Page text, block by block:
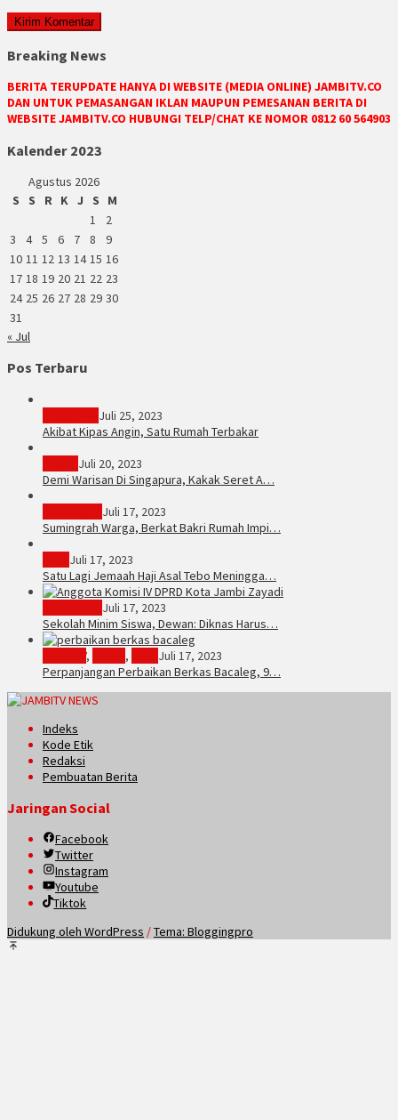
Breaking News
BERITA TERUPDATE HANYA DI WEBSITE (MEDIA ONLINE) JAMBITV.CO
DAN UNTUK PEMASANGAN IKLAN MAUPUN PEMESANAN BERITA DI
WEBSITE JAMBITV.CO HUBUNGI TELP/CHAT KE NOMOR 0812 60 564903
Kalender 2023
Agustus 2026
S
S R K J S
M
1
2
3
4 5 6 7 8
9
10 11 12 13 14 15 16
17 18 19 20 21 22 23
24 25 26 27 28 29 30
31
« Jul
Pos Terbaru
Juli 25, 2023
Akibat Kipas Angin, Satu Rumah Terbakar
Juli 20, 2023
Demi Warisan Di Singapura, Kakak Seret A…
Juli 17, 2023
Sumingrah Warga, Berkat Bakri Rumah Impi…
Juli 17, 2023
Satu Lagi Jemaah Haji Asal Tebo Meningga…
Juli 17, 2023
Sekolah Minim Siswa, Dewan: Diknas Harus…
, ,
Juli 17, 2023
Perpanjangan Perbaikan Berkas Bacaleg, 9…
Indeks
Kode Etik
Redaksi
Pembuatan Berita
Jaringan Social
Facebook
Twitter
Instagram
Youtube
Tiktok
Didukung oleh WordPress /Tema: Bloggingpro